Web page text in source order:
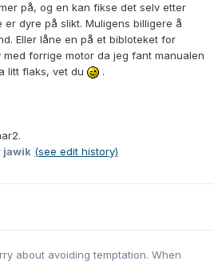
på, og en kan fikse det selv etter
dyre på slikt. Muligens billigere å
Eller låne en på et bibloteket for
forrige motor da jeg fant manualen
litt flaks, vet du
.
jawik (see edit history)
about avoiding temptation. When